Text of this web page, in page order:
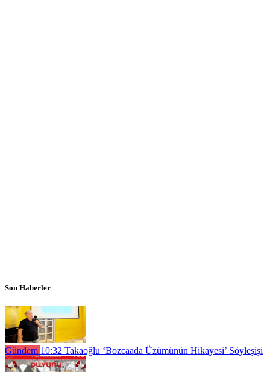
Son Haberler
Gündem 10:32 Takaoğlu ‘Bozcaada Üzümünün Hikayesi’ Söyleşişi